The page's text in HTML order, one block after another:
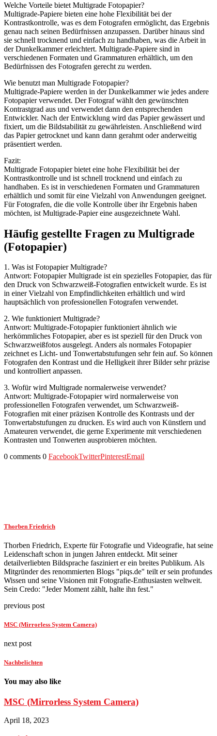
Welche Vorteile bietet Multigrade Fotopapier?
Multigrade-Papiere bieten eine hohe Flexibilität bei der
Kontrastkontrolle, was es dem Fotografen ermöglicht, das Ergebnis
genau nach seinen Bedürfnissen anzupassen. Darüber hinaus sind
sie schnell trocknend und einfach zu handhaben, was die Arbeit in
der Dunkelkammer erleichtert. Multigrade-Papiere sind in
verschiedenen Formaten und Grammaturen erhältlich, um den
Bedürfnissen des Fotografen gerecht zu werden.
Wie benutzt man Multigrade Fotopapier?
Multigrade-Papiere werden in der Dunkelkammer wie jedes andere
Fotopapier verwendet. Der Fotograf wählt den gewünschten
Kontrastgrad aus und verwendet dann den entsprechenden
Entwickler. Nach der Entwicklung wird das Papier gewässert und
fixiert, um die Bildstabilität zu gewährleisten. Anschließend wird
das Papier getrocknet und kann dann gerahmt oder anderweitig
präsentiert werden.
Fazit:
Multigrade Fotopapier bietet eine hohe Flexibilität bei der
Kontrastkontrolle und ist schnell trocknend und einfach zu
handhaben. Es ist in verschiedenen Formaten und Grammaturen
erhältlich und somit für eine Vielzahl von Anwendungen geeignet.
Für Fotografen, die die volle Kontrolle über ihr Ergebnis haben
möchten, ist Multigrade-Papier eine ausgezeichnete Wahl.
Häufig gestellte Fragen zu Multigrade
(Fotopapier)
1. Was ist Fotopapier Multigrade?
Antwort: Fotopapier Multigrade ist ein spezielles Fotopapier, das für
den Druck von Schwarzweiß-Fotografien entwickelt wurde. Es ist
in einer Vielzahl von Empfindlichkeiten erhältlich und wird
hauptsächlich von professionellen Fotografen verwendet.
2. Wie funktioniert Multigrade?
Antwort: Multigrade-Fotopapier funktioniert ähnlich wie
herkömmliches Fotopapier, aber es ist speziell für den Druck von
Schwarzweißfotos ausgelegt. Anders als normales Fotopapier
zeichnet es Licht- und Tonwertabstufungen sehr fein auf. So können
Fotografen den Kontrast und die Helligkeit ihrer Bilder sehr präzise
und kontrolliert anpassen.
3. Wofür wird Multigrade normalerweise verwendet?
Antwort: Multigrade-Fotopapier wird normalerweise von
professionellen Fotografen verwendet, um Schwarzweiß-
Fotografien mit einer präzisen Kontrolle des Kontrasts und der
Tonwertabstufungen zu drucken. Es wird auch von Künstlern und
Amateuren verwendet, die gerne Experimente mit verschiedenen
Kontrasten und Tonwerten ausprobieren möchten.
0 comments 0 FacebookTwitterPinterestEmail
Thorben Friedrich
Thorben Friedrich, Experte für Fotografie und Videografie, hat seine
Leidenschaft schon in jungen Jahren entdeckt. Mit seiner
detailverliebten Bildsprache fasziniert er ein breites Publikum. Als
Mitgründer des renommierten Blogs "piqs.de" teilt er sein profundes
Wissen und seine Visionen mit Fotografie-Enthusiasten weltweit.
Sein Credo: "Jeder Moment zählt, halte ihn fest."
previous post
MSC (Mirrorless System Camera)
next post
Nachbelichten
You may also like
MSC (Mirrorless System Camera)
April 18, 2023